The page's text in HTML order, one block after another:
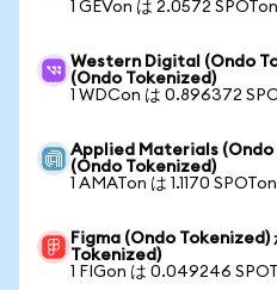
1 GEVon は 2.0572
Western Digital (Ondo
(Ondo Tokenized)
1 WDCon は 0.896372
Applied Materials (Ondo
(Ondo Tokenized)
1 AMATon は 1.1170
Figma (Ondo
Tokenized)
1 FIGon は 0.049246